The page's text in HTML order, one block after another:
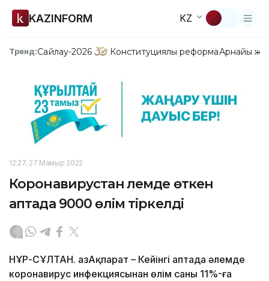
KAZINFORM KZ
Тренд:Сайлау-2026 Конституциялық реформаАрнайы
12:27, 27 Мамыр 2022
Коронавирустан әлемде өткен
аптада 9000 өлім тіркелді
НҰР-СҰЛТАН. ҚазАқпарат – Кейінгі аптада әлемде
коронавирус инфекциясынан өлім саны 11%-ға